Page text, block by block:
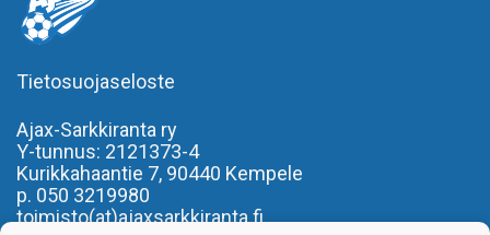
Tietosuojaseloste
Ajax-Sarkkiranta ry
Y-tunnus: 2121373-4
Kurikkahaantie 7, 90440 Kempele
p. 050 3219980
toimisto(at)ajaxsarkkiranta.fi